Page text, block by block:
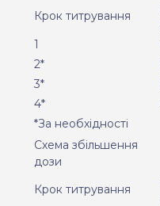
Крок титрування
1
2*
3*
4*
*За необхідності
Схема збільшення
дози
Крок титрування